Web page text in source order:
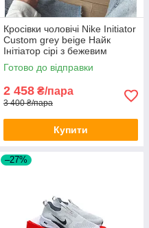
Кросівки чоловічі Nike Initiator
Custom grey beige Найк
Інітіатор сірі з бежевим
чорним молодіжні
Готово до відправки
2 458 ₴/пара
3 400 ₴/пара
Купити
–27%